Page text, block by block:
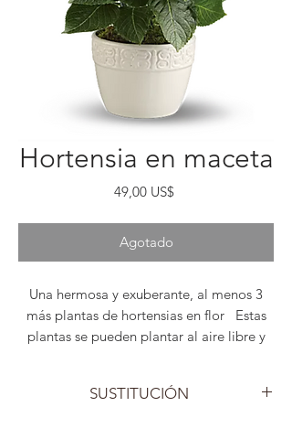
Hortensia en maceta
49,00 US$Precio
Agotado
Una hermosa y exuberante, al menos 3
más plantas de hortensias en flor Estas
plantas se pueden plantar al aire libre y
regalo de Pascua, Pascua o primavera.
SUSTITUCIÓN